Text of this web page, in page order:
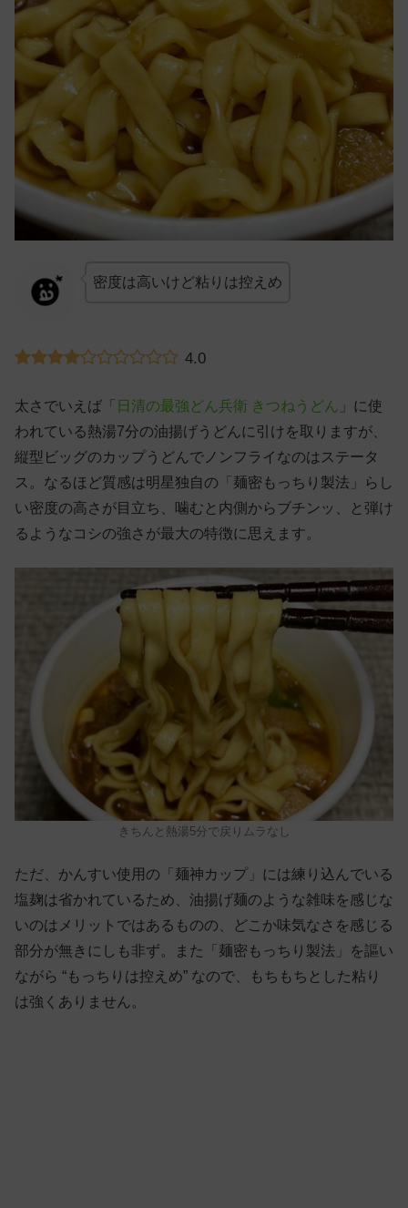
密度は高いけど粘りは控えめ
4.0
太さでいえば「 日清の最強どん兵衛 きつねうどん 」に使
われている熱湯7分の油揚げうどんに引けを取りますが、
縦型ビッグのカップうどんでノンフライなのはステータ
ス。なるほど質感は明星独自の「麺密もっちり製法」らし
い密度の高さが目立ち、噛むと内側からブチンッ、と弾け
るようなコシの強さが最大の特徴に思えます。
きちんと熱湯5分で戻りムラなし
ただ、かんすい使用の「麺神カップ」には練り込んでいる
塩麹は省かれているため、油揚げ麺のような雑味を感じな
いのはメリットではあるものの、どこか味気なさを感じる
部分が無きにしも非ず。また「麺密もっちり製法」を謳い
ながら “もっちりは控えめ” なので、もちもちとした粘り
は強くありません。